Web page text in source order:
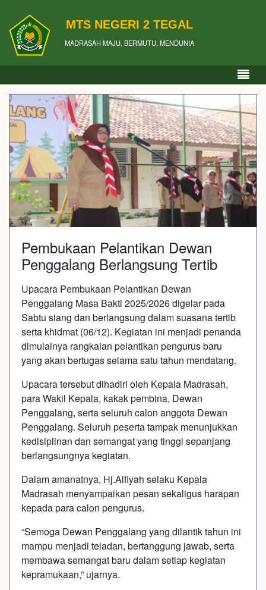
MTS NEGERI 2 TEGAL
MADRASAH MAJU, BERMUTU, MENDUNIA
Pembukaan Pelantikan Dewan
Penggalang Berlangsung Tertib
Upacara Pembukaan Pelantikan Dewan
Penggalang Masa Bakti 2025/2026 digelar pada
Sabtu siang dan berlangsung dalam suasana tertib
serta khidmat (06/12). Kegiatan ini menjadi penanda
dimulainya rangkaian pelantikan pengurus baru
yang akan bertugas selama satu tahun mendatang.
Upacara tersebut dihadiri oleh Kepala Madrasah,
para Wakil Kepala, kakak pembina, Dewan
Penggalang, serta seluruh calon anggota Dewan
Penggalang. Seluruh peserta tampak menunjukkan
kedisiplinan dan semangat yang tinggi sepanjang
berlangsungnya kegiatan.
Dalam amanatnya, Hj.Alfiyah selaku Kepala
Madrasah menyampaikan pesan sekaligus harapan
kepada para calon pengurus.
“Semoga Dewan Penggalang yang dilantik tahun ini
mampu menjadi teladan, bertanggung jawab, serta
membawa semangat baru dalam setiap kegiatan
kepramukaan,” ujarnya.